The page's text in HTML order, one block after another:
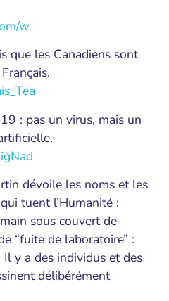
w
que les Canadiens sont
: pas un virus, mais un
dévoile les noms et les
tuent l’Humanité :
sous couvert de
“fuite de laboratoire” :
Il y a des individus et des
délibérément